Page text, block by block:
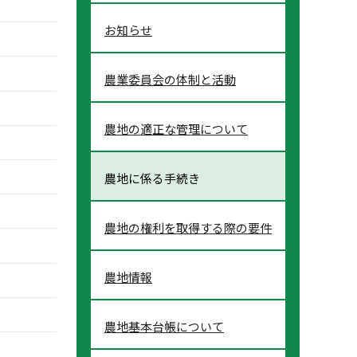
お知らせ
農業委員会の体制と活動
農地の適正な管理について
農地に係る手続き
農地の権利を取得する際の要件
農地情報
農地基本台帳について